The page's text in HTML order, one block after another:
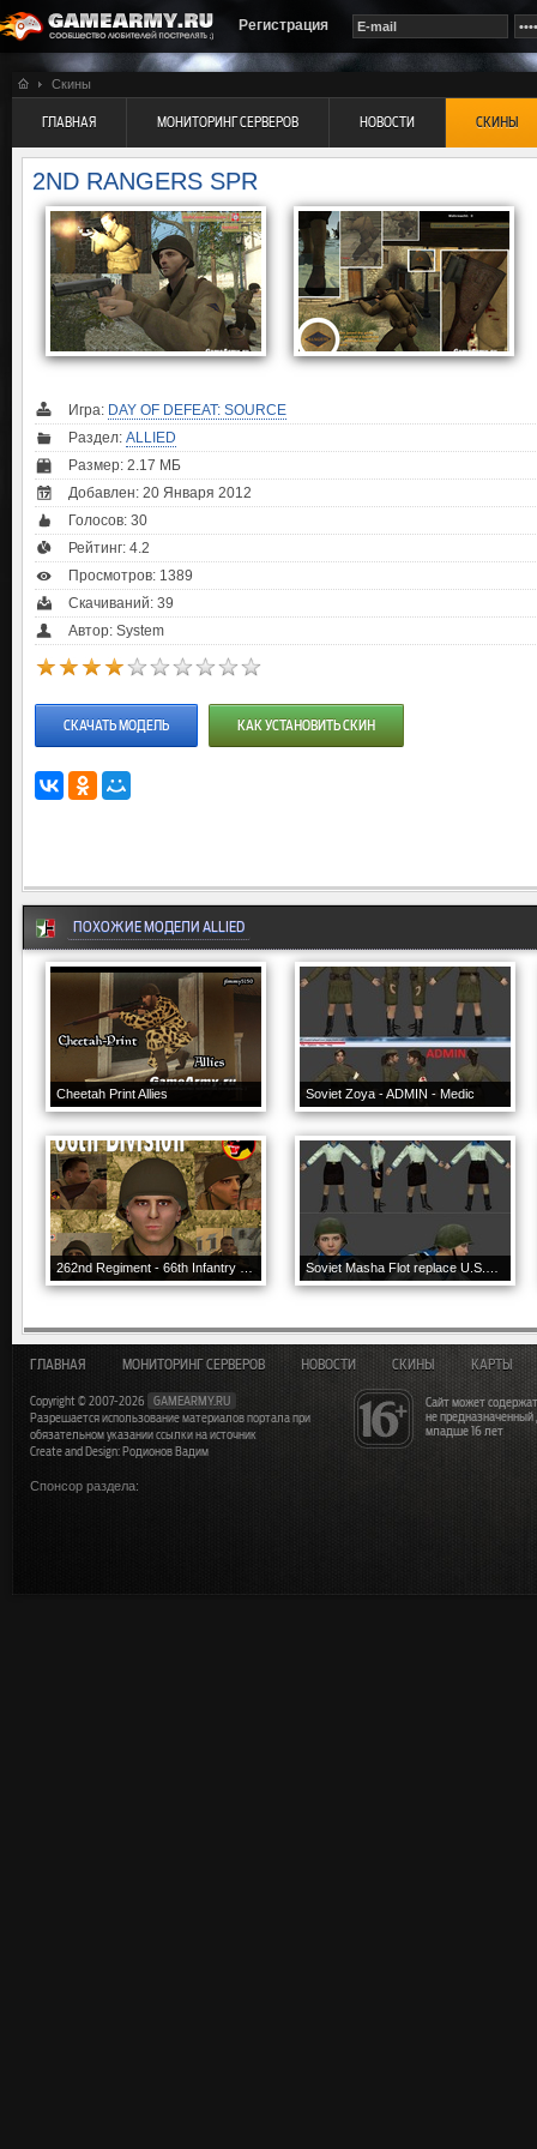
Регистрация
Скины
ГЛАВНАЯ МОНИТОРИНГ СЕРВЕРОВ НОВОСТИ СКИНЫ
2ND RANGERS SPR
Игра: DAY OF DEFEAT: SOURCE
Раздел: ALLIED
Размер: 2.17 МБ
Добавлен: 20 Января 2012
Голосов: 30
Рейтинг: 4.2
Просмотров: 1389
Скачиваний: 39
Автор: System
СКАЧАТЬ МОДЕЛЬ КАК УСТАНОВИТЬ СКИН
ПОХОЖИЕ МОДЕЛИ ALLIED
Cheetah Print Allies Soviet Zoya - ADMIN - Medic
262nd Regiment - 66th Infantry Division
Сайт может
не
младше 16 лет
ГЛАВНАЯ МОНИТОРИНГ СЕРВЕРОВ НОВОСТИ СКИНЫ КАРТЫ
Copyright © 2007-2026
GAMEARMY.RU
Разрешается использование материалов портала при
обязательном указании ссылки на источник
Create and Design: Родионов Вадим
Спонсор раздела: